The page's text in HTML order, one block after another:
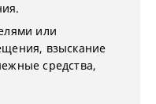
или
взыскание
средства,